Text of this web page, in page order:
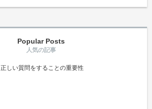
Popular Posts
正しい質問をすることの重要性